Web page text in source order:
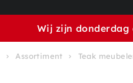
Wij zijn donderdag
Assortiment Teak